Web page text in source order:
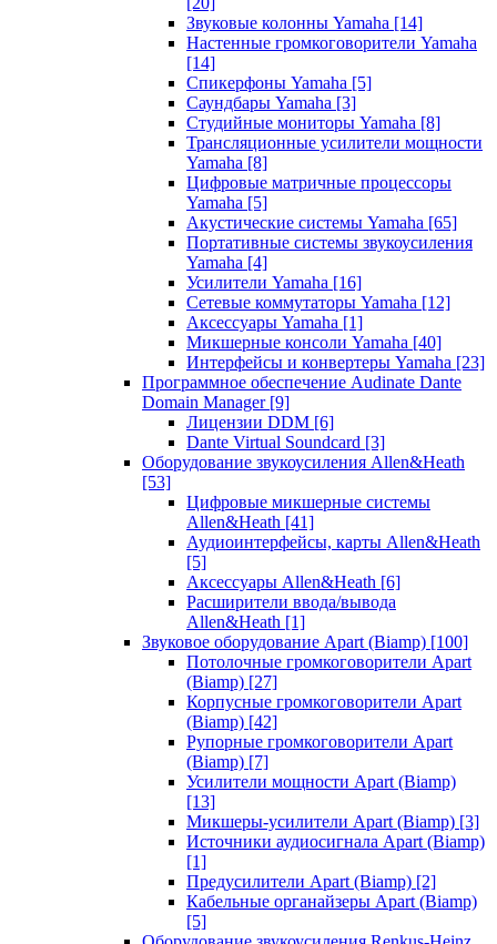
Звуковые колонны Yamaha [14]
Настенные громкоговорители Yamaha
[14]
Спикерфоны Yamaha [5]
Саундбары Yamaha [3]
Студийные мониторы Yamaha [8]
Трансляционные усилители мощности
Yamaha [8]
Цифровые матричные процессоры
Yamaha [5]
Акустические системы Yamaha [65]
Портативные системы звукоусиления
Yamaha [4]
Усилители Yamaha [16]
Сетевые коммутаторы Yamaha [12]
Аксессуары Yamaha [1]
Микшерные консоли Yamaha [40]
Интерфейсы и конвертеры Yamaha [23]
Программное обеспечение Audinate Dante
Domain Manager [9]
Лицензии DDM [6]
Dante Virtual Soundcard [3]
Оборудование звукоусиления Allen&Heath
[53]
Цифровые микшерные системы
Allen&Heath [41]
Аудиоинтерфейсы, карты Allen&Heath
[5]
Аксессуары Allen&Heath [6]
Расширители ввода/вывода
Allen&Heath [1]
Звуковое оборудование Apart (Biamp) [100]
Потолочные громкоговорители Apart
(Biamp) [27]
Корпусные громкоговорители Apart
(Biamp) [42]
Рупорные громкоговорители Apart
(Biamp) [7]
Усилители мощности Apart (Biamp)
[13]
Микшеры-усилители Apart (Biamp) [3]
Источники аудиосигнала Apart (Biamp)
[1]
Предусилители Apart (Biamp) [2]
Кабельные органайзеры Apart (Biamp)
[5]